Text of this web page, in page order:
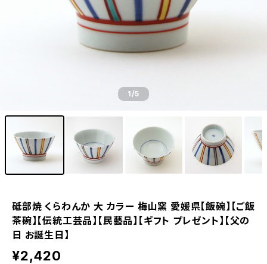
1/5
砥部焼 くらわんか 大 カラー 梅山窯 愛媛県【飯碗】【ご飯
茶碗】【伝統工芸品】【民藝品】【ギフト プレゼント】【父の
日 お誕生日】
¥2,420